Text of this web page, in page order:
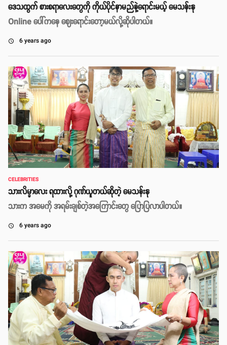
ဒေသထွက် စားစရာလေးတွေကို ကိုယ်ပိုင်နာမည်နဲ့ရောင်းမယ့် မေသန်းနု
Online ပေါ်ကနေ ဈေးရောင်းတော့မယ်လို့ဆိုပါတယ်။
access_time 6 years ago
CELEBRITIES
သားလိမ္မာလေး ရထားလို့ ဂုဏ်ယူတယ်ဆိုတဲ့ မေသန်းနု
သားက အမေကို အရမ်းချစ်တဲ့အကြောင်းတွေ ပြောပြလာပါတယ်။
access_time 6 years ago